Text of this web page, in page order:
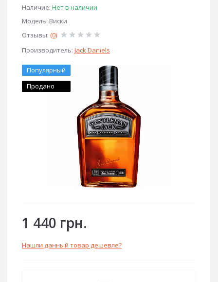
Наличие: Нет в наличии
Модель: Виски
Отзывы: (0)
Производитель: Jack Daniels
Популярный
Продано
1 440 грн.
Нашли данный товар дешевле?